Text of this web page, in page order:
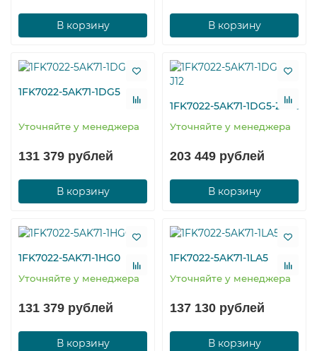
В корзину В корзину
1FK7022-5AK71-1DG5
Уточняйте у менеджера
131 379 рублей
В корзину
1FK7022-5AK71-1DG5-Z J12
Уточняйте у менеджера
203 449 рублей
В корзину
1FK7022-5AK71-1HG0
Уточняйте у менеджера
131 379 рублей
В корзину
1FK7022-5AK71-1LA5
Уточняйте у менеджера
137 130 рублей
В корзину